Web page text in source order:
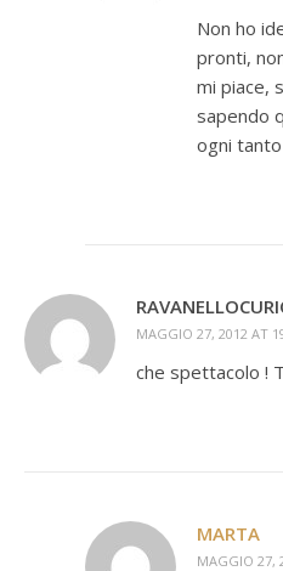
Non ho
pronti,
mi piace,
sapendo
ogni
MAGGIO 27, 2012 AT
che spettacolo !
MARTA
MAGGIO 27,